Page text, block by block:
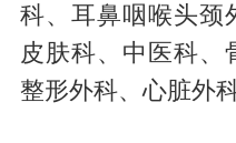
科、耳鼻咽喉头颈
皮肤科、中医科、
整形外科、心脏外